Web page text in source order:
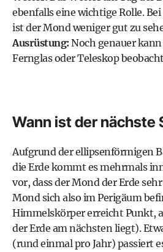
ebenfalls eine wichtige Rolle.
ist der Mond weniger gut zu
Ausrüstung: Noch genauer
Fernglas oder Teleskop
Wann ist der nächste
Aufgrund der ellipsenförmigen
die Erde kommt es mehrmals
vor, dass der Mond der Erde
Mond sich also im Perigäum
Himmelskörper erreicht Punkt,
der Erde am nächsten liegt).
(rund einmal pro Jahr) passiert